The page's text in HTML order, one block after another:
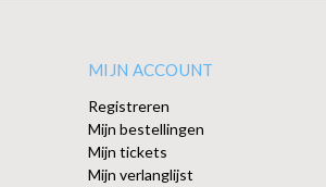
MIJN ACCOUNT
Registreren
Mijn bestellingen
Mijn tickets
Mijn verlanglijst